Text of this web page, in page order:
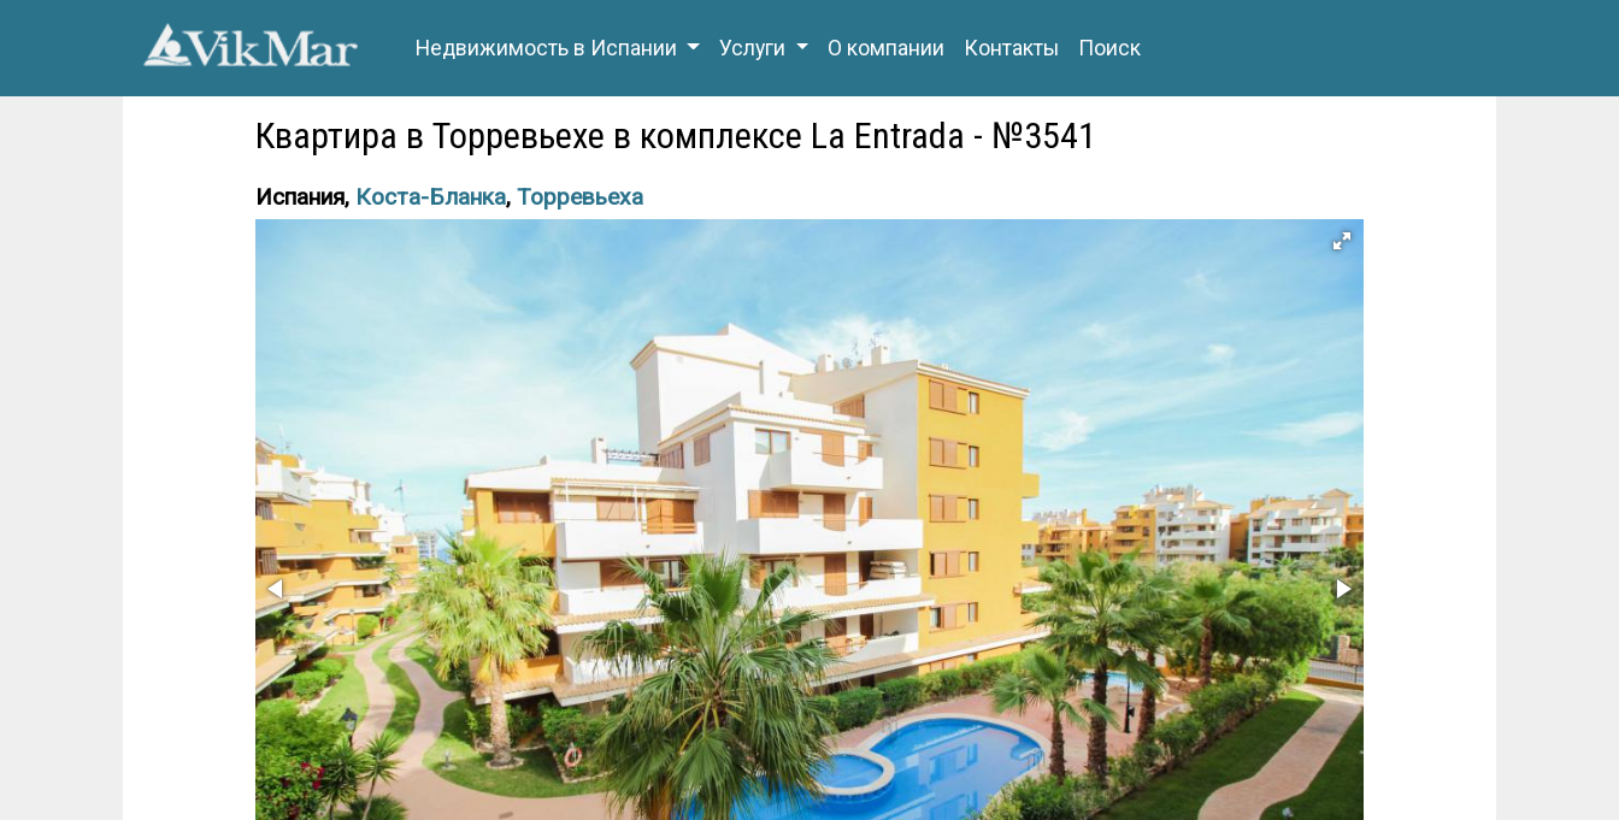
Недвижимость в Испании Услуги О компании Контакты Поиск
Квартира в Торревьехе в комплексе La Entrada - №3541
Испания, Коста-Бланка, Торревьеха